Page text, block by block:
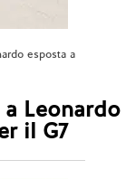
esposta a
Leonardo
il G7